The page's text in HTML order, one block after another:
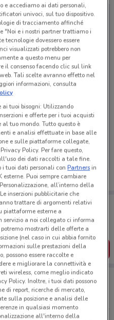
abbiamo pubblicato
Riprova più tardi.
con te!
offerte dei negozi vicino a te,
lista del risparmio, comodamente
L’APP
e accediamo ai dati personali,
univoci, sul tuo dispositivo.
di tracciamento affinché
"Noi e i nostri partner trattiamo i
tecnologie dovessero essere
visualizzati potrebbero non
a questo menu per
il consenso facendo clic sul link
Tali scelte avranno effetto nel
informazioni, consulta
tuoi bisogni: Utilizzando
e offerte per i tuoi acquisti
tuo mondo. Tutto questo è
e analisi effettuate in base alle
e sulle piattaforme collegate,
Policy. Per fare questo,
dei dati raccolti a tale fine.
i tuoi dati personali conPartnersin
Puoi sempre cambiare
all’interno della
inserzioni pubblicitarie che
trattare di argomenti relativi
piattaforme esterne a
servizio a noi collegato ci informa
mostrarti delle offerte a
(nel caso in cui abbia fornito
sulle prestazioni della
possono essere raccolte e
e migliorare la connettività e
wireless, come meglio indicato
Policy. Inoltre, i tuoi dati possono
di report, ricerche di mercato,
sulla posizione e analisi delle
in qualsiasi momento
all'interno della